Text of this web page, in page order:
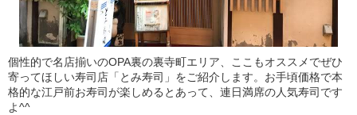
個性的で名店揃いのOPA裏の裏寺町エリア、ここもオススメでぜひ
寄ってほしい寿司店「とみ寿司」をご紹介します。お手頃価格で本
格的な江戸前お寿司が楽しめるとあって、連日満席の人気寿司です
よ^^